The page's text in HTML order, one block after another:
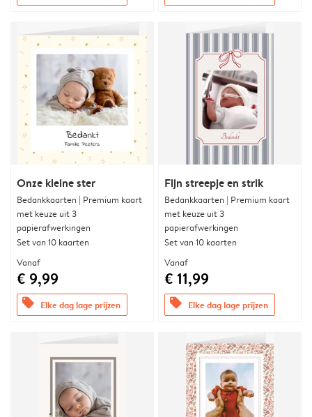
Onze kleine ster
Bedankkaarten | Premium kaart
met keuze uit 3
papierafwerkingen
Set van 10 kaarten
Vanaf
€ 9,99
offers Elke dag lage prijzen
Fijn streepje en strik
Bedankkaarten | Premium kaart
met keuze uit 3
papierafwerkingen
Set van 10 kaarten
Vanaf
€ 11,99
offers Elke dag lage prijzen